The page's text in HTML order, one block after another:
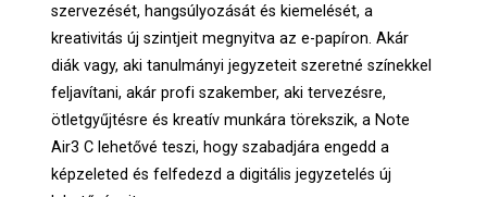
szervezését, hangsúlyozását és kiemelését, a
kreativitás új szintjeit megnyitva az e-papíron. Akár
diák vagy, aki tanulmányi jegyzeteit szeretné színekkel
feljavítani, akár profi szakember, aki tervezésre,
ötletgyűjtésre és kreatív munkára törekszik, a Note
Air3 C lehetővé teszi, hogy szabadjára engedd a
képzeleted és felfedezd a digitális jegyzetelés új